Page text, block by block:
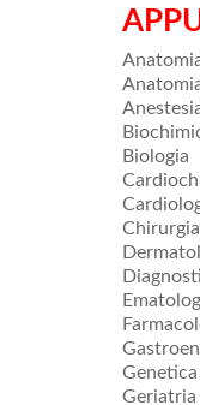
Biologia
Geriatria